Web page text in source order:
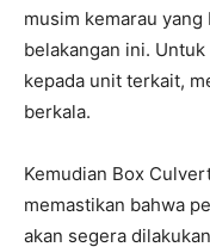
musim kemarau
belakangan ini.
kepada unit terkait,
berkala.
Kemudian Box
memastikan bahwa
akan segera